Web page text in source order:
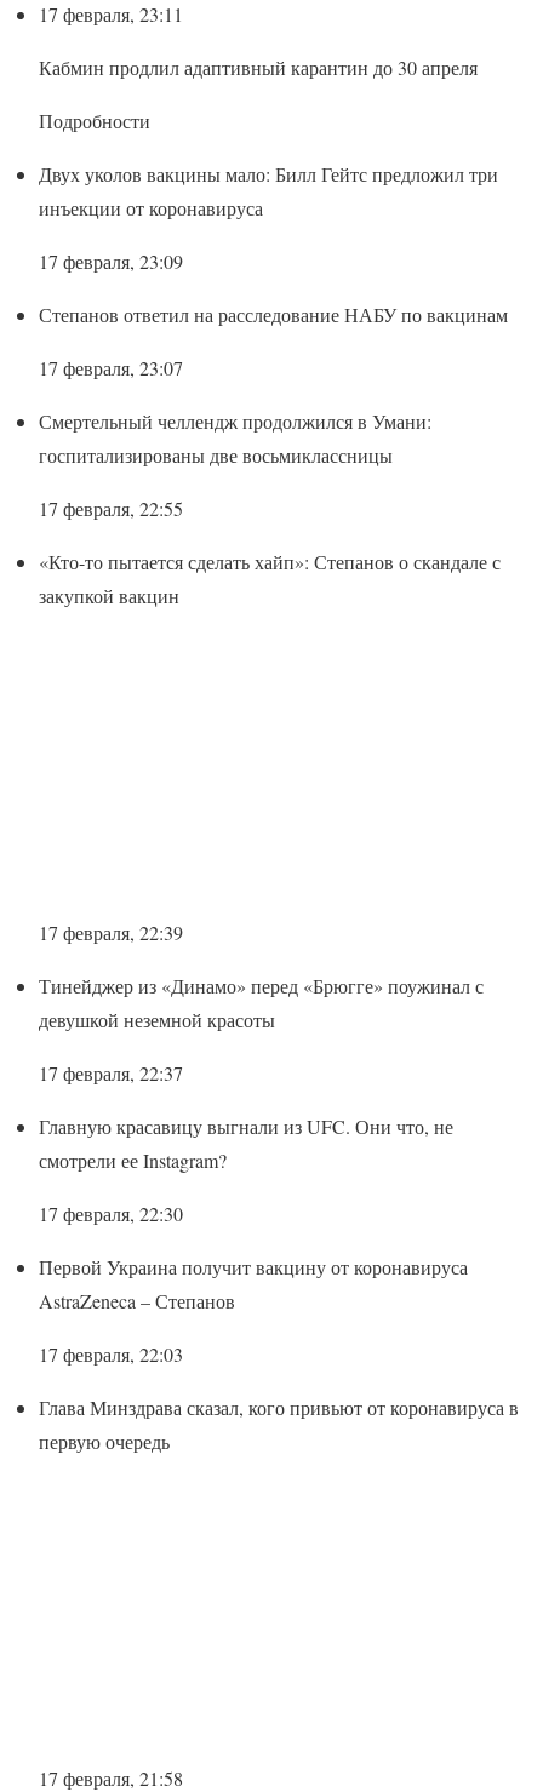
17 февраля, 23:11
Кабмин продлил адаптивный карантин до 30 апреля
Подробности
Двух уколов вакцины мало: Билл Гейтс предложил три
инъекции от коронавируса
17 февраля, 23:09
Степанов ответил на расследование НАБУ по вакцинам
17 февраля, 23:07
Смертельный челлендж продолжился в Умани:
госпитализированы две восьмиклассницы
17 февраля, 22:55
«Кто-то пытается сделать хайп»: Степанов о скандале с
закупкой вакцин
17 февраля, 22:39
Тинейджер из «Динамо» перед «Брюгге» поужинал с
девушкой неземной красоты
17 февраля, 22:37
Главную красавицу выгнали из UFC. Они что, не
смотрели ее Instagram?
17 февраля, 22:30
Первой Украина получит вакцину от коронавируса
AstraZeneca – Степанов
17 февраля, 22:03
Глава Минздрава сказал, кого привьют от коронавируса в
первую очередь
17 февраля, 21:58